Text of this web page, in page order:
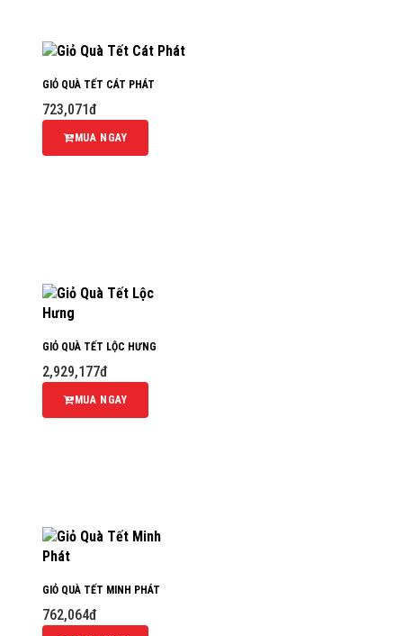
GIỎ QUÀ TẾT CÁT PHÁT
723,071đ
MUA NGAY
GIỎ QUÀ TẾT LỘC HƯNG
2,929,177đ
MUA NGAY
GIỎ QUÀ TẾT MINH PHÁT
762,064đ